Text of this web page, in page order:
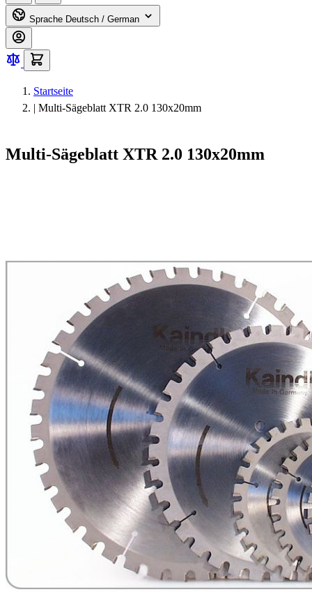
Sprache Deutsch / German
Startseite
| Multi-Sägeblatt XTR 2.0 130x20mm
Multi-Sägeblatt XTR 2.0 130x20mm